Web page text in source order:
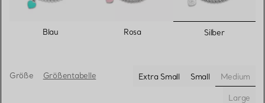
Größe Größentabelle Extra Small Small
Medium
Large
Blau Rosa Silber